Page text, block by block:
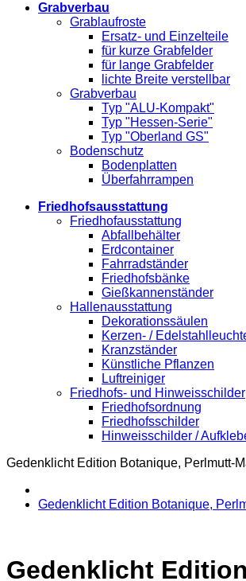
Grabverbau
Grablaufroste
Ersatz- und Einzelteile
für kurze Grabfelder
für lange Grabfelder
lichte Breite verstellbar
Grabverbau
Typ "ALU-Kompakt"
Typ "Hessen-Serie"
Typ "Oberland GS"
Bodenschutz
Bodenplatten
Überfahrrampen
Friedhofsausstattung
Friedhofausstattung
Abfallbehälter
Erdcontainer
Fahrradständer
Friedhofsbänke
Gießkannenständer
Hallenausstattung
Dekorationssäulen
Kerzen- /
Kranzständer
Künstliche Pflanzen
Luftreiniger
Friedhofs- und Hinweisschilder
Friedhofsordnung
Friedhofsschilder
Hinweisschilder /
Gedenklicht Edition Botanique, Perlmutt-
Gedenklicht Edition Botanique,
Gedenklicht